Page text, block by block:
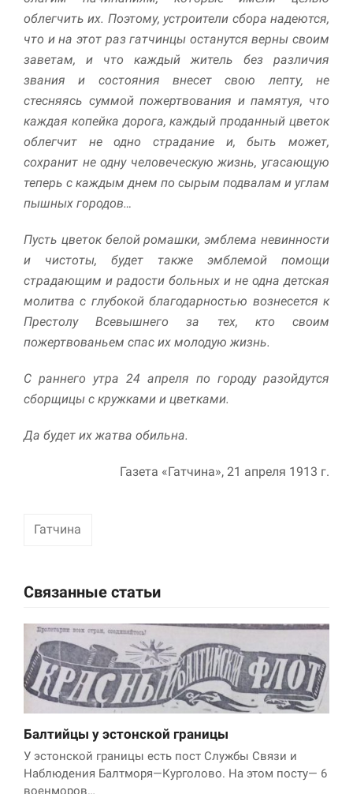
облегчить их. Поэтому, устроители сбора надеются,
что и на этот раз гатчинцы останутся верны своим
заветам, и что каждый житель без различия
звания и состояния внесет свою лепту, не
стесняясь суммой пожертвования и памятуя, что
каждая копейка дорога, каждый проданный цветок
облегчит не одно страдание и, быть может,
сохранит не одну человеческую жизнь, угасающую
теперь с каждым днем по сырым подвалам и углам
пышных городов…
Пусть цветок белой ромашки, эмблема невинности
и чистоты, будет также эмблемой помощи
страдающим и радости больных и не одна детская
молитва с глубокой благодарностью вознесется к
Престолу Всевышнего за тех, кто своим
пожертвованьем спас их молодую жизнь.
С раннего утра 24 апреля по городу разойдутся
сборщицы с кружками и цветками.
Да будет их жатва обильна.
Газета «Гатчина», 21 апреля 1913 г.
Гатчина
Связанные статьи
Балтийцы у эстонской границы
У эстонской границы есть пост Службы Связи и
Наблюдения Балтморя—Курголово. На этом посту— 6
военморов…
Пользовательский
опыт
Для обеспечения
максимально
эффективной работы
нашего сайта во
посещения, отказ от
использования этих
файлов cookie
приведет к
исчезновению
Маркетинг
Делясь своими
интересами и
поведении во время
посещения нашего
вероятность того, что
будете получать
персонализированный